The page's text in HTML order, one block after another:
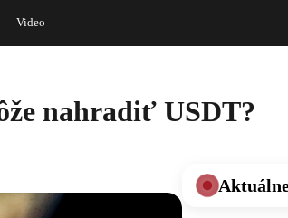
Video
nahradiť USDT?